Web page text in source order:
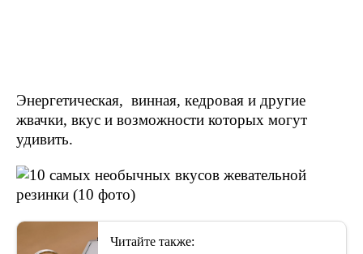
Энергетическая, винная, кедровая и другие
жвачки, вкус и возможности которых могут
удивить.
Читайте также: